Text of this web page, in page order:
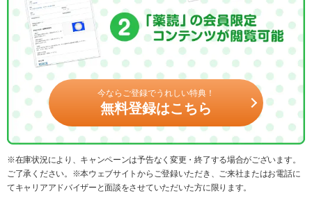
今ならご登録でうれしい特典！
無料登録はこちら
※在庫状況により、キャンペーンは予告なく変更・終了する場合がございます。
ご了承ください。※本ウェブサイトからご登録いただき、ご来社またはお電話に
てキャリアアドバイザーと面談をさせていただいた方に限ります。